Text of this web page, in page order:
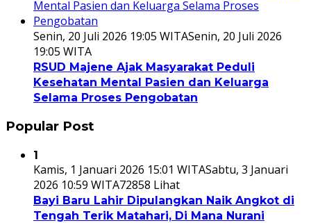
Senin, 20 Juli 2026 19:05 WITASenin, 20 Juli 2026
19:05 WITA
RSUD Majene Ajak Masyarakat Peduli
Kesehatan Mental Pasien dan Keluarga
Selama Proses Pengobatan
Popular Post
1
Kamis, 1 Januari 2026 15:01 WITASabtu, 3 Januari
2026 10:59 WITA72858 Lihat
Bayi Baru Lahir Dipulangkan Naik Angkot di
Tengah Terik Matahari, Di Mana Nurani